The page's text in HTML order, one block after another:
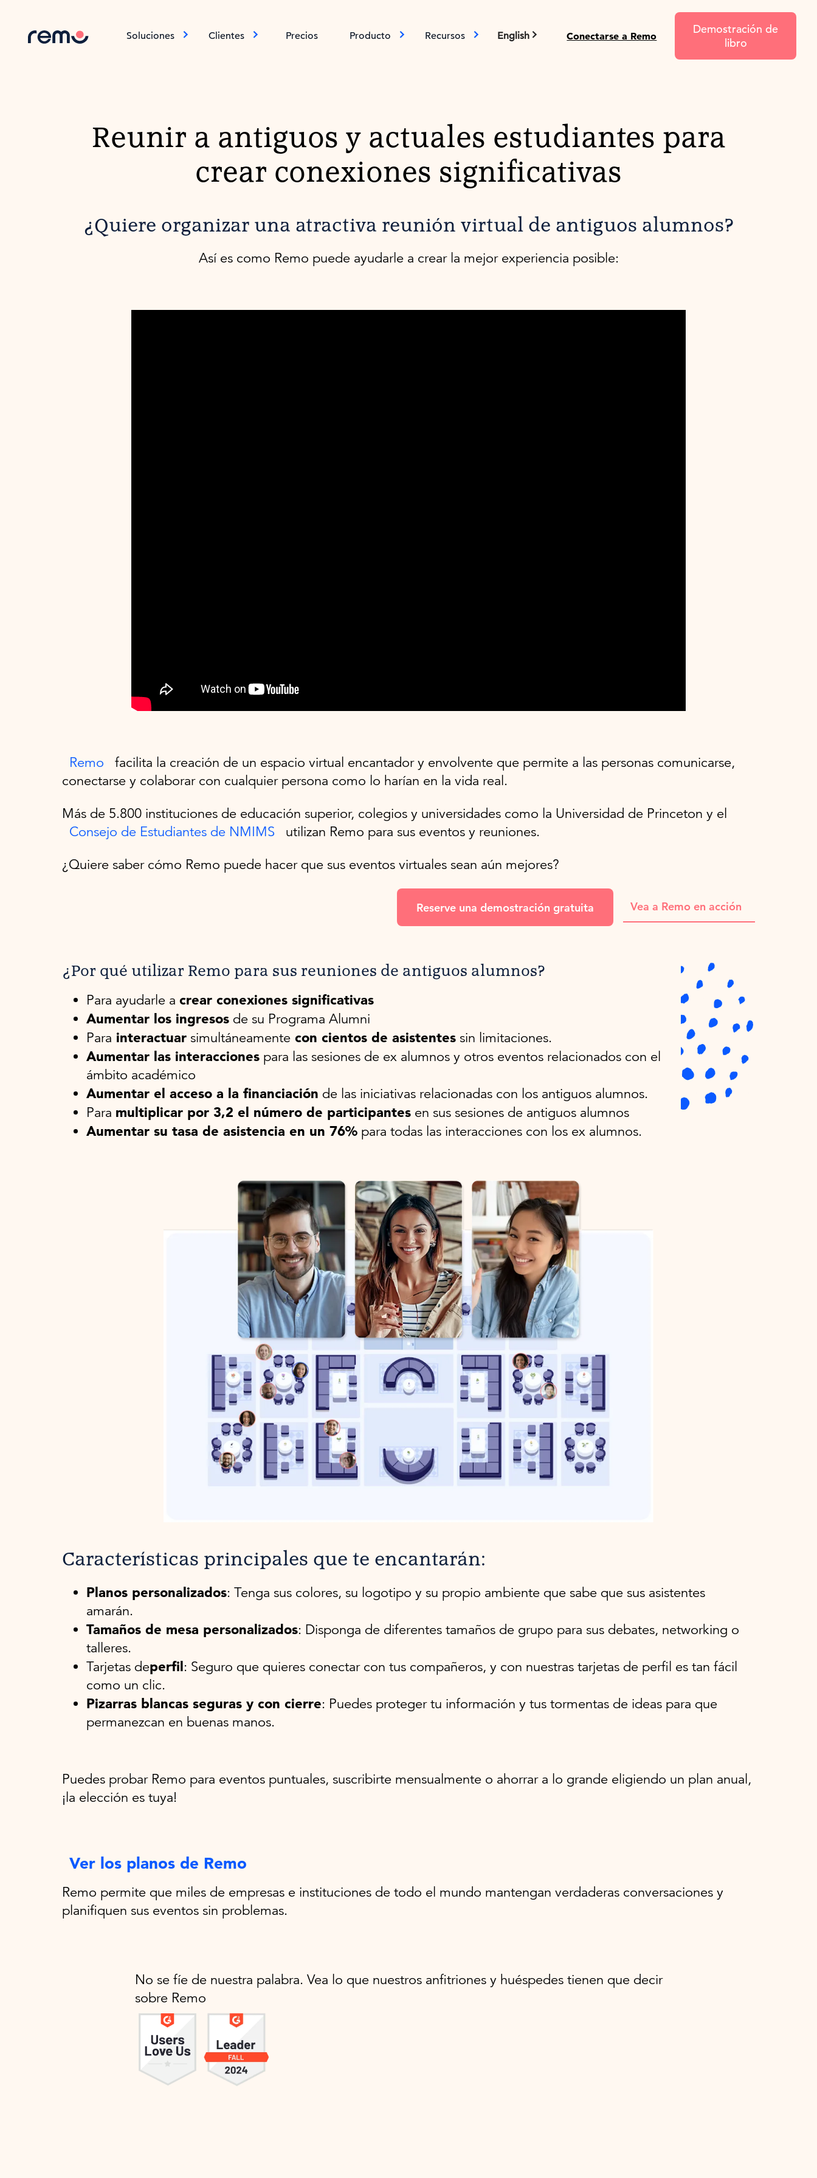
Soluciones Clientes Precios Producto Recursos English Conectarse a Remo
Demostración de
libro
Reunir a antiguos y actuales estudiantes para
crear conexiones significativas
¿Quiere organizar una atractiva reunión virtual de antiguos alumnos?
Así es como Remo puede ayudarle a crear la mejor experiencia posible:
Remo
facilita la creación de un espacio virtual encantador y envolvente que permite a las personas comunicarse,
conectarse y colaborar con cualquier persona como lo harían en la vida real.
Más de 5.800 instituciones de educación superior, colegios y universidades como la Universidad de Princeton y el
Consejo de Estudiantes de NMIMS
utilizan Remo para sus eventos y reuniones.
¿Quiere saber cómo Remo puede hacer que sus eventos virtuales sean aún mejores?
Reserve una demostración gratuita Vea a Remo en acción
¿Por qué utilizar Remo para sus reuniones de antiguos alumnos?
Para ayudarle a crear conexiones significativas
Aumentar los ingresos de su Programa Alumni
Para interactuar simultáneamente con cientos de asistentes sin limitaciones.
Aumentar las interacciones para las sesiones de ex alumnos y otros eventos relacionados con el
ámbito académico
Aumentar el acceso a la financiación de las iniciativas relacionadas con los antiguos alumnos.
Para multiplicar por 3,2 el número de participantes en sus sesiones de antiguos alumnos
Aumentar su tasa de asistencia en un 76% para todas las interacciones con los ex alumnos.
Características principales que te encantarán:
Planos personalizados: Tenga sus colores, su logotipo y su propio ambiente que sabe que sus asistentes
amarán.
Tamaños de mesa personalizados: Disponga de diferentes tamaños de grupo para sus debates, networking o
talleres.
Tarjetas deperfil: Seguro que quieres conectar con tus compañeros, y con nuestras tarjetas de perfil es tan fácil
como un clic.
Pizarras blancas seguras y con cierre: Puedes proteger tu información y tus tormentas de ideas para que
permanezcan en buenas manos.
Puedes probar Remo para eventos puntuales, suscribirte mensualmente o ahorrar a lo grande eligiendo un plan anual,
¡la elección es tuya!
Ver los planos de Remo
Remo permite que miles de empresas e instituciones de todo el mundo mantengan verdaderas conversaciones y
planifiquen sus eventos sin problemas.
No se fíe de nuestra palabra. Vea lo que nuestros anfitriones y huéspedes tienen que decir
sobre Remo